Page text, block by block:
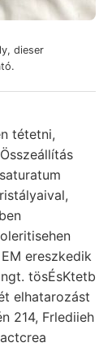
dieser
ereszkedik
tösÉsKtetb
elhatarozást